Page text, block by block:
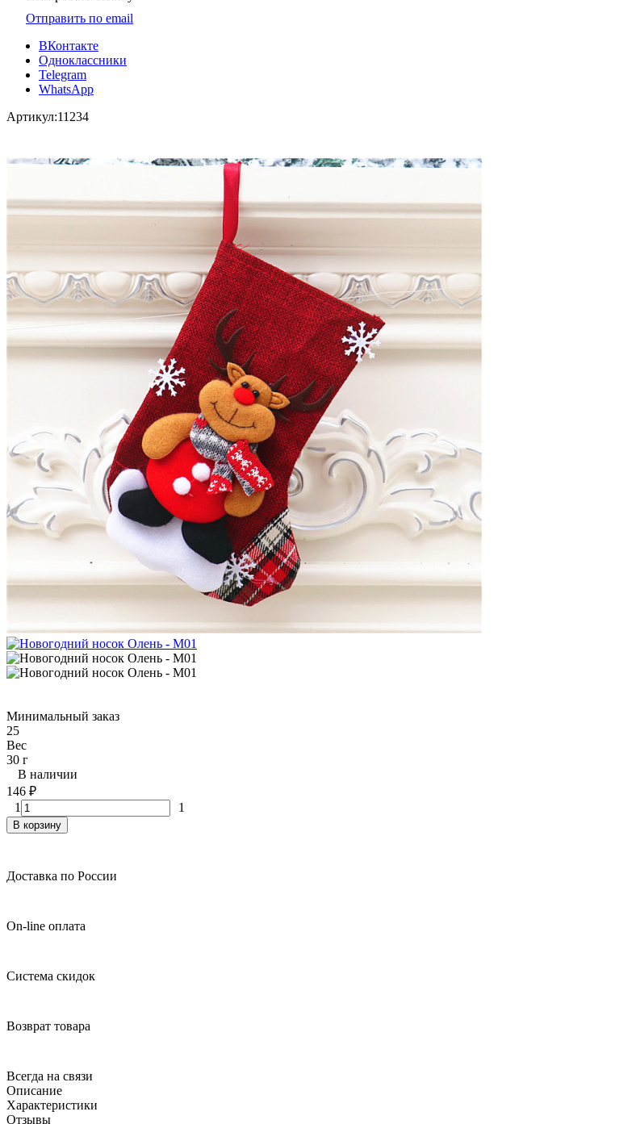
Отправить по email
ВКонтакте
Одноклассники
Telegram
WhatsApp
Артикул:11234
Минимальный заказ
25
Вес
30 г
В наличии
146 ₽
1
1
В корзину
Доставка по России
On-line оплата
Система скидок
Возврат товара
Всегда на связи
Описание
Характеристики
Отзывы